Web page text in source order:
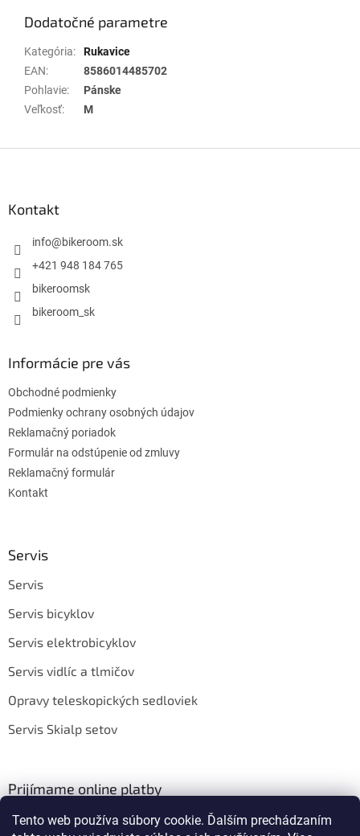
Tento web používa súbory cookie. Ďalším prechádzaním
Dodatočné parametre
Kategória:
Rukavice
EAN:
8586014485702
Pohlavie:
Pánske
Veľkosť: M
Kontakt
info@bikeroom.sk
+421 948 184 765
bikeroomsk
bikeroom_sk
Informácie pre vás
Obchodné podmienky
Podmienky ochrany osobných údajov
Reklamačný poriadok
Formulár na odstúpenie od zmluvy
Reklamačný formulár
Kontakt
Servis
Servis
Servis bicyklov
Servis elektrobicyklov
Servis vidlíc a tlmičov
Opravy teleskopických sedloviek
Servis Skialp setov
Prijímame online platby